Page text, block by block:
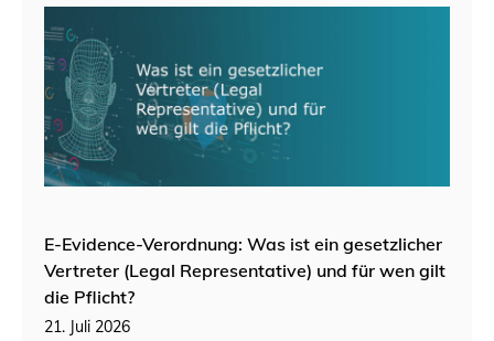
E-Evidence-Verordnung: Was ist ein gesetzlicher
Vertreter (Legal Representative) und für wen gilt
die Pflicht?
21. Juli 2026